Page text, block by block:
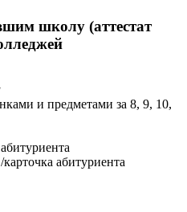
школу (аттестат
и предметами за 8, 9, 10,
абитуриента